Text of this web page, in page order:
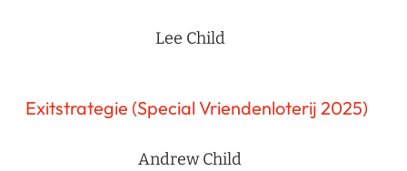
Lee Child
Exitstrategie (Special Vriendenloterij 2025)
Andrew Child